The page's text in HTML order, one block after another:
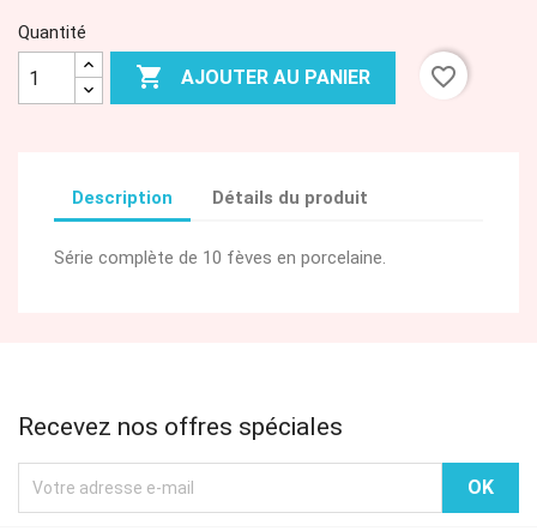
Quantité
 AJOUTER AU PANIER favorite_border
Description Détails du produit
Série complète de 10 fèves en porcelaine.
Recevez nos offres spéciales